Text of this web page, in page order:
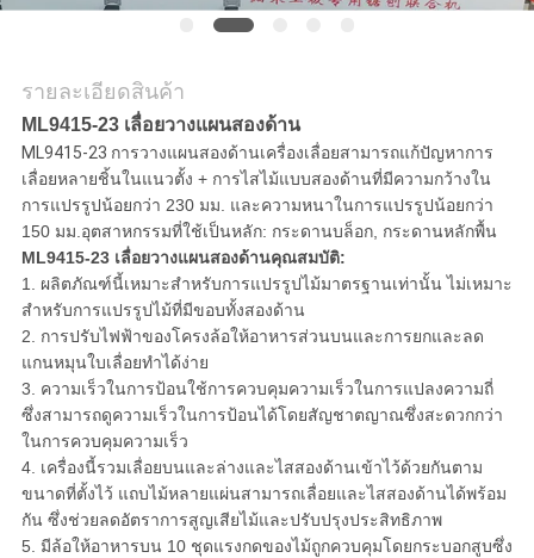
รายละเอียดสินค้า
ML9415-23 เลื่อยวางแผนสองด้าน
ML9415-23 การวางแผนสองด้านเครื่องเลื่อยสามารถแก้ปัญหาการ
เลื่อยหลายชิ้นในแนวตั้ง + การไสไม้แบบสองด้านที่มีความกว้างใน
การแปรรูปน้อยกว่า 230 มม. และความหนาในการแปรรูปน้อยกว่า
150 มม.อุตสาหกรรมที่ใช้เป็นหลัก: กระดานบล็อก, กระดานหลักพื้น
ML9415-23 เลื่อยวางแผนสองด้านคุณสมบัติ:
1. ผลิตภัณฑ์นี้เหมาะสำหรับการแปรรูปไม้มาตรฐานเท่านั้น ไม่เหมาะ
สำหรับการแปรรูปไม้ที่มีขอบทั้งสองด้าน
2. การปรับไฟฟ้าของโครงล้อให้อาหารส่วนบนและการยกและลด
แกนหมุนใบเลื่อยทำได้ง่าย
3. ความเร็วในการป้อนใช้การควบคุมความเร็วในการแปลงความถี่
ซึ่งสามารถดูความเร็วในการป้อนได้โดยสัญชาตญาณซึ่งสะดวกกว่า
ในการควบคุมความเร็ว
4. เครื่องนี้รวมเลื่อยบนและล่างและไสสองด้านเข้าไว้ด้วยกันตาม
ขนาดที่ตั้งไว้ แถบไม้หลายแผ่นสามารถเลื่อยและไสสองด้านได้พร้อม
กัน ซึ่งช่วยลดอัตราการสูญเสียไม้และปรับปรุงประสิทธิภาพ
5. มีล้อให้อาหารบน 10 ชุดแรงกดของไม้ถูกควบคุมโดยกระบอกสูบซึ่ง